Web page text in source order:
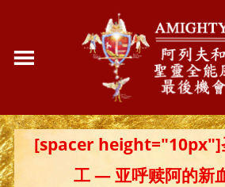
[spacer height="10px"]
工 — 亚呼赎阿的新